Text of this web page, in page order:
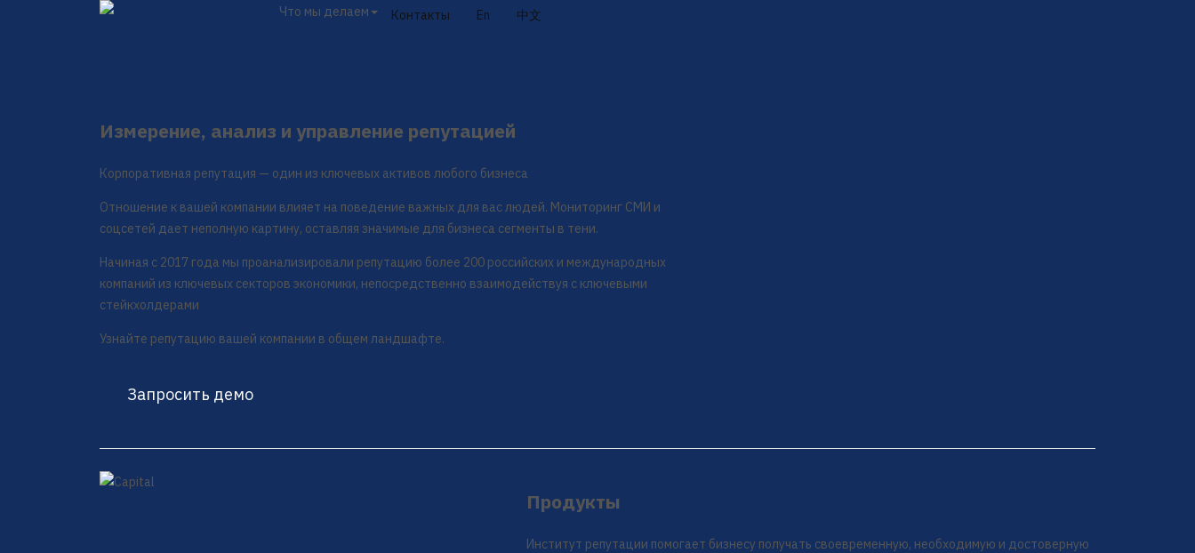
Что мы делаем Контакты En
中文
Измерение, анализ и управление репутацией
Корпоративная репутация — один из ключевых активов любого бизнеса
Отношение к вашей компании влияет на поведение важных для вас людей. Мониторинг СМИ и
соцсетей дает неполную картину, оставляя значимые для бизнеса сегменты в тени.
Начиная с 2017 года мы проанализировали репутацию более 200 российских и международных
компаний из ключевых секторов экономики, непосредственно взаимодействуя с ключевыми
стейкхолдерами
Узнайте репутацию вашей компании в общем ландшафте.
Запросить демо
Продукты
Институт репутации помогает бизнесу получать своевременную, необходимую и достоверную